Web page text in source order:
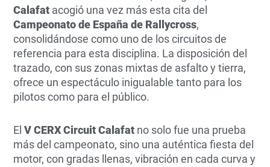
Calafat acogió una vez más esta cita del
Campeonato de España de Rallycross,
consolidándose como uno de los circuitos de
referencia para esta disciplina. La disposición del
trazado, con sus zonas mixtas de asfalto y tierra,
ofrece un espectáculo inigualable tanto para los
pilotos como para el público.
ElV CERX Circuit Calafat no solo fue una prueba
más del campeonato, sino una auténtica fiesta del
motor, con gradas llenas, vibración en cada curva y